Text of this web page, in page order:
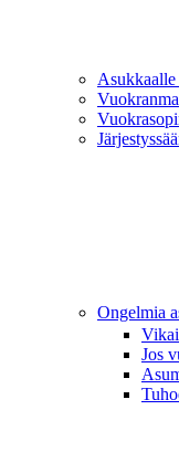
Asukkaalle
Ongelmia
Jos